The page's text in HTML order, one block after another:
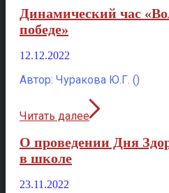
Динамический час
победе»
12.12.2022
Автор: Чуракова Ю.Г. ()
Читать далее
О проведении Дня
в школе
23.11.2022